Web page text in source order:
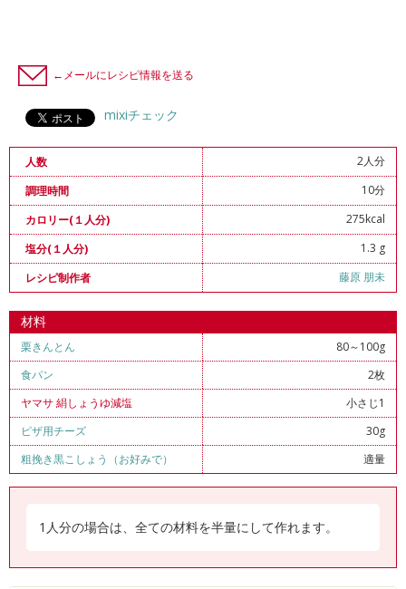
←メールにレシピ情報を送る
mixiチェック
人数
2人分
調理時間
10分
カロリー(１人分)
275kcal
塩分(１人分)
1.3 g
レシピ制作者
藤原 朋未
材料
栗きんとん
80～100g
食パン
2枚
ヤマサ 絹しょうゆ減塩
小さじ1
ピザ用チーズ
30g
粗挽き黒こしょう（お好みで）
適量
1人分の場合は、全ての材料を半量にして作れます。